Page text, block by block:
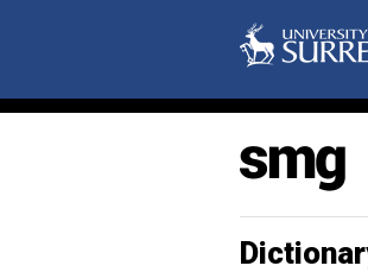
калитка
каменный
каменщик
камень